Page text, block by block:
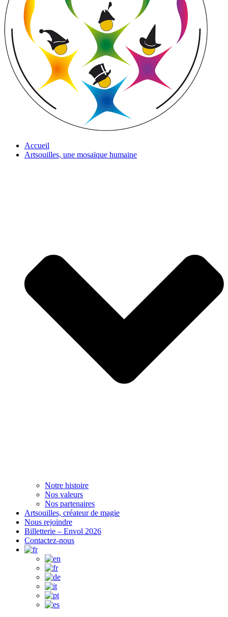
Accueil
Artsouilles, une mosaïque humaine
Notre histoire
Nos valeurs
Nos partenaires
Artsouilles, créateur de magie
Nous rejoindre
Billetterie – Envol 2026
Contactez-nous